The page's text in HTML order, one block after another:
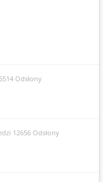
Odsłony
12656 Odsłony